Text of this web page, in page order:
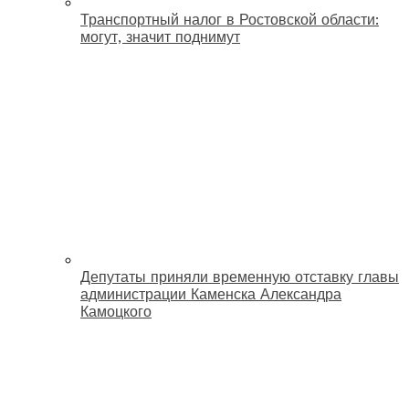
Транспортный налог в Ростовской области:
могут, значит поднимут
Депутаты приняли временную отставку главы
администрации Каменска Александра
Камоцкого